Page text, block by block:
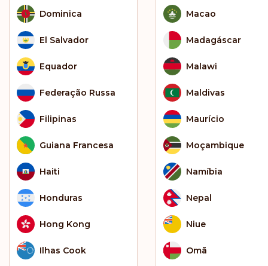
Dominica
El Salvador
Equador
Federação Russa
Filipinas
Guiana Francesa
Haiti
Honduras
Hong Kong
Ilhas Cook
Macao
Madagáscar
Malawi
Maldivas
Maurício
Moçambique
Namíbia
Nepal
Niue
Omã